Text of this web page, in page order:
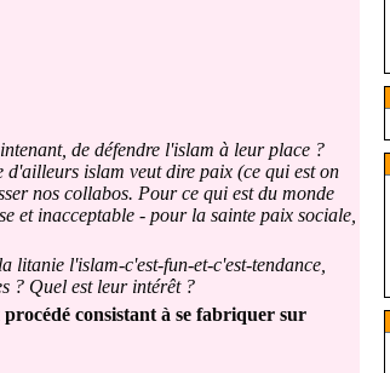
de défendre l'islam à leur place ?
islam veut dire paix (ce qui est on
nos collabos. Pour ce qui est du monde
et inacceptable - pour la sainte paix sociale,
l'islam-c'est-fun-et-c'est-tendance,
? Quel est leur intérêt ?
consistant à se fabriquer sur